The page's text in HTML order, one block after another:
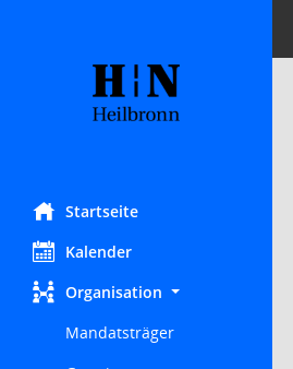
Startseite
Kalender
Organisation
Mandatsträger